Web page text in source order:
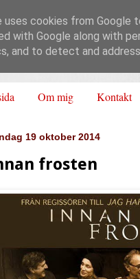
Om mig Kontakt
19 oktober 2014
frosten
uses cookies from Google
with Google along with
and to detect and